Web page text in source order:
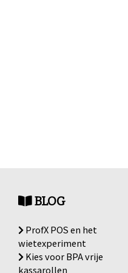
BLOG
ProfX POS en het
wietexperiment
Kies voor BPA vrije
kassarollen